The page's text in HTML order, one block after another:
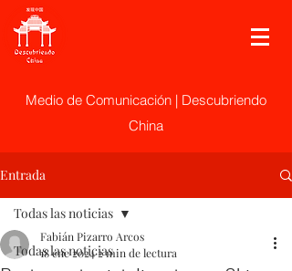
Medio de Comunicación | Descubriendo
China
Entrada
Todas las noticias
Todas las noticias
Fabián Pizarro Arcos
18 ene 20242 min de lectura